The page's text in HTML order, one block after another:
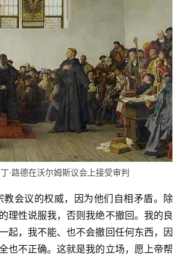
注册
·路德在沃尔姆斯议会上接受审判
教会议的权威，因为他们自相矛盾。除
理性说服我，否则我绝不撤回。我的良
起，我不能、也不会撤回任何东西，因
也不正确。这就是我的立场，愿上帝帮